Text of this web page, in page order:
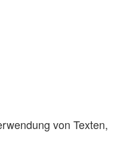
von Texten,